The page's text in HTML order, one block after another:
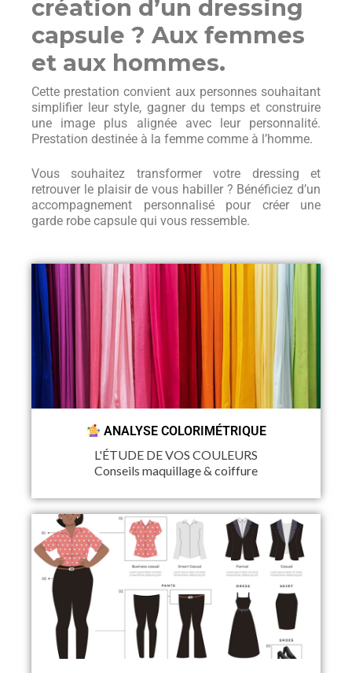
création d’un dressing
capsule ? Aux femmes
et aux hommes.
Cette prestation convient aux personnes souhaitant
simplifier leur style, gagner du temps et construire
une image plus alignée avec leur personnalité.
Prestation destinée à la femme comme à l’homme.
Vous souhaitez transformer votre dressing et
retrouver le plaisir de vous habiller ? Bénéficiez d’un
accompagnement personnalisé pour créer une
garde robe capsule qui vous ressemble.
ANALYSE COLORIMÉTRIQUE
L'ÉTUDE DE VOS COULEURS
Conseils maquillage & coiffure